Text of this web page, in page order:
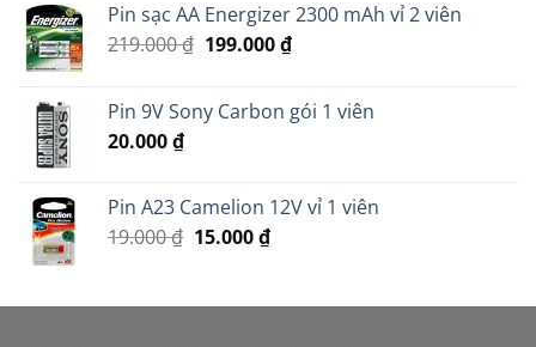
Pin sạc AA Energizer 2300 mAh vỉ 2 viên
219.000₫ Giá
219.000 ₫.
199.000₫Giá
là:
Pin 9V Sony Carbon gói 1 viên
20.000₫
Pin A23 Camelion 12V vỉ 1 viên
19.000₫ Giá
19.000 ₫.
15.000₫Giá
là: